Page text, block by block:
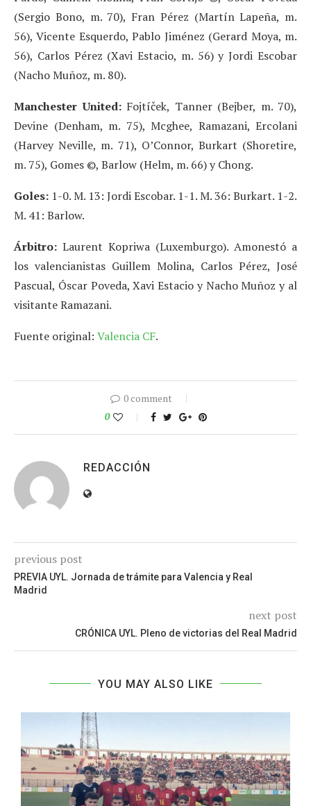
(Sergio Bono, m. 70), Fran Pérez (Martín Lapeña, m.
56), Vicente Esquerdo, Pablo Jiménez (Gerard Moya, m.
56), Carlos Pérez (Xavi Estacio, m. 56) y Jordi Escobar
(Nacho Muñoz, m. 80).
Manchester United:Fojtíček, Tanner (Bejber, m. 70),
Devine (Denham, m. 75), Mcghee, Ramazani, Ercolani
(Harvey Neville, m. 71), O’Connor, Burkart (Shoretire,
m. 75), Gomes ©, Barlow (Helm, m. 66) y Chong.
Goles: 1-0. M. 13: Jordi Escobar. 1-1. M. 36: Burkart. 1-2.
M. 41: Barlow.
Árbitro: Laurent Kopriwa (Luxemburgo). Amonestó a
los valencianistas Guillem Molina, Carlos Pérez, José
Pascual, Óscar Poveda, Xavi Estacio y Nacho Muñoz y al
visitante Ramazani.
Fuente original: Valencia CF.
0 comment
0
REDACCIÓN
previous post
PREVIA UYL. Jornada de trámite para Valencia y Real
Madrid
next post
CRÓNICA UYL. Pleno de victorias del Real Madrid
YOU MAY ALSO LIKE